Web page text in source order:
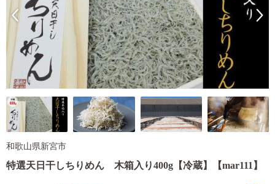
和歌山県新宮市
特選天日干しちりめん 木箱入り400g【冷蔵】【mar111】